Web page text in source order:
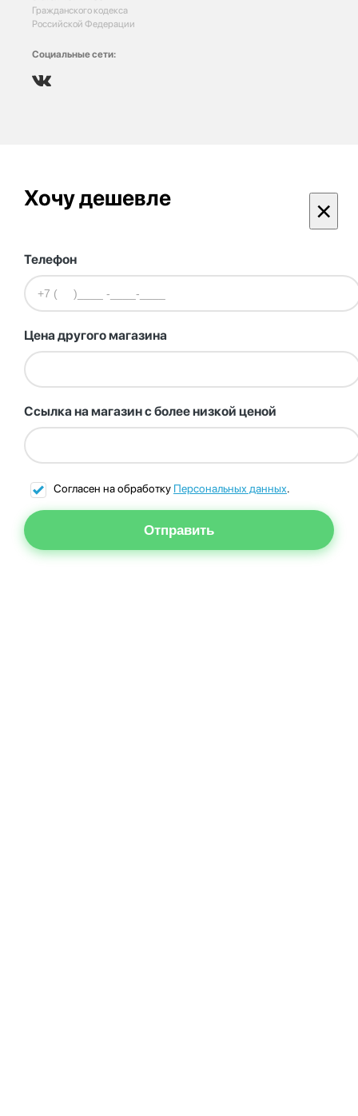
Гражданского кодекса
Российской Федерации
Социальные сети:
Хочу дешевле ×
Телефон
Цена другого магазина
Ссылка на магазин с более низкой ценой
Согласен на обработку Персональных данных.
Отправить